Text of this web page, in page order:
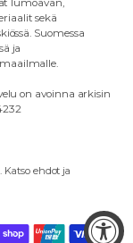
lumoavan,
sekä
Suomessa
ja
on avoinna arkisin
ehdot ja